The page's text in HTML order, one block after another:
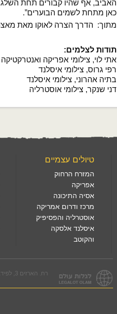
האביב, אף שהיו קבורים תחת
כאן מתחת לשמים הבוערים”.
מתוך: הדרך הצרה לאוקו מאת
תודות לצלמים:
אתי לוי, צילומי אפריקה ואנטרקטיקה
רפי גרוס, צילומי איסלנד
בתיה אהרוני, צילומי איסלנד
דני שנקר, צילומי אוסטרליה
טיולים עצמיים
המזרח הרחוק
אפריקה
אסיה התיכונה
מרכז ודרום אמריקה
אוסטרליה והפסיפיק
איסלנד אלסקה
והקוטב
רח. הארזים 3, לפיד. טל. 08-9761560 שעות 08:30 – 20:00